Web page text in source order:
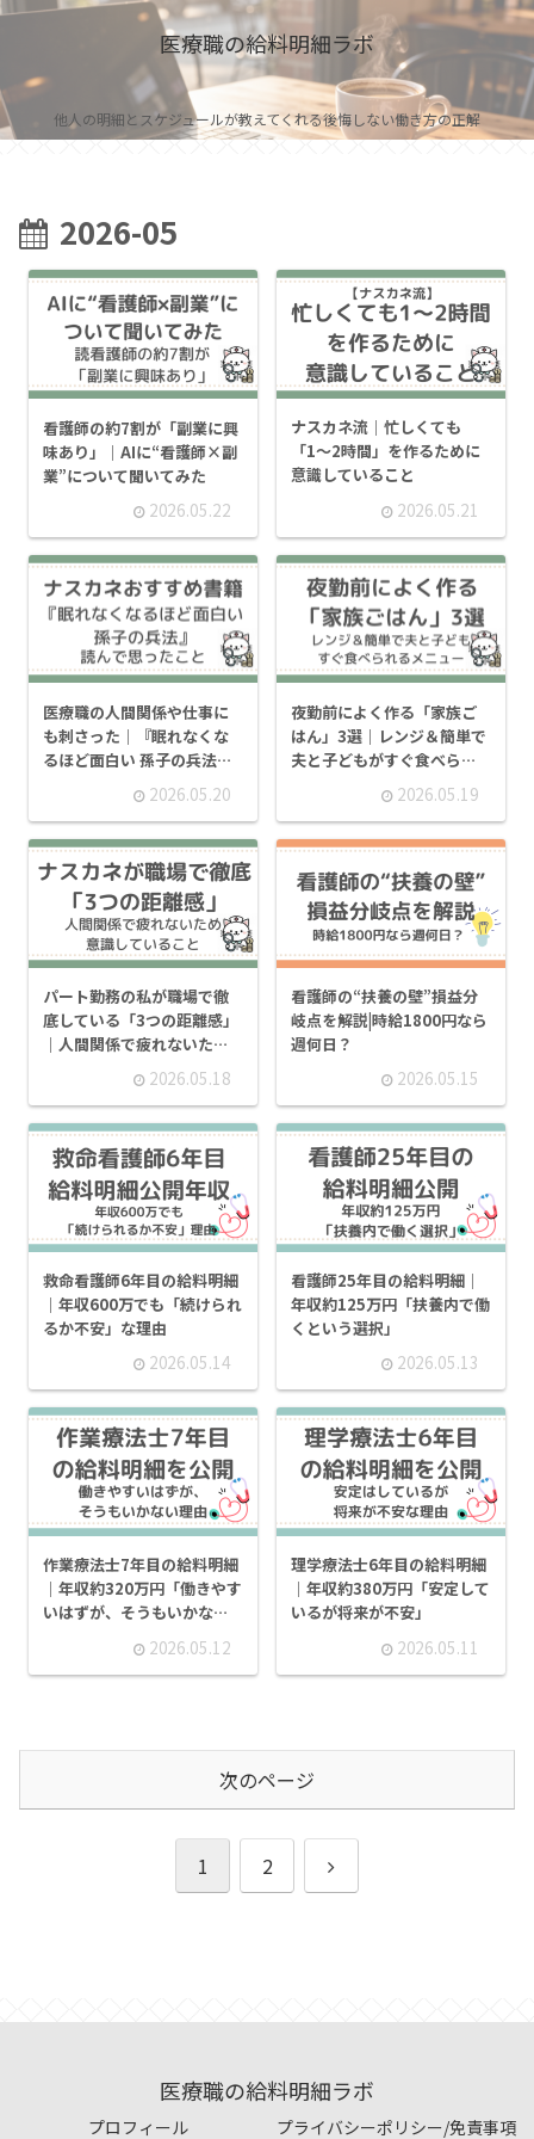
医療職の給料明細ラボ
他人の明細とスケジュールが教えてくれる後悔しない働き方の正解
2026-05
看護師の約7割が「副業に興
味あり」｜AIに“看護師×副
業”について聞いてみた
2026.05.22
ナスカネ流｜忙しくても
「1〜2時間」を作るために
意識していること
2026.05.21
医療職の人間関係や仕事に
も刺さった｜『眠れなくな
るほど面白い 孫子の兵法』
を読んで思ったこと2026.05.20
夜勤前によく作る「家族ご
はん」3選｜レンジ＆簡単で
夫と子どもがすぐ食べられ
2026.05.19
パート勤務の私が職場で徹
底している「3つの距離感」
｜人間関係で疲れないため
に意識していること2026.05.18
看護師の“扶養の壁”損益分
岐点を解説|時給1800円なら
週何日？
2026.05.15
救命看護師6年目の給料明細
｜年収600万でも「続けられ
るか不安」な理由
2026.05.14
看護師25年目の給料明細｜
年収約125万円「扶養内で働
くという選択」
2026.05.13
作業療法士7年目の給料明細
｜年収約320万円「働きやす
いはずが、そうもいかない
2026.05.12
理学療法士6年目の給料明細
｜年収約380万円「安定して
いるが将来が不安」
2026.05.11
次のページ
1 2
次
医療職の給料明細ラボ
プロフィール プライバシーポリシー/免責事項